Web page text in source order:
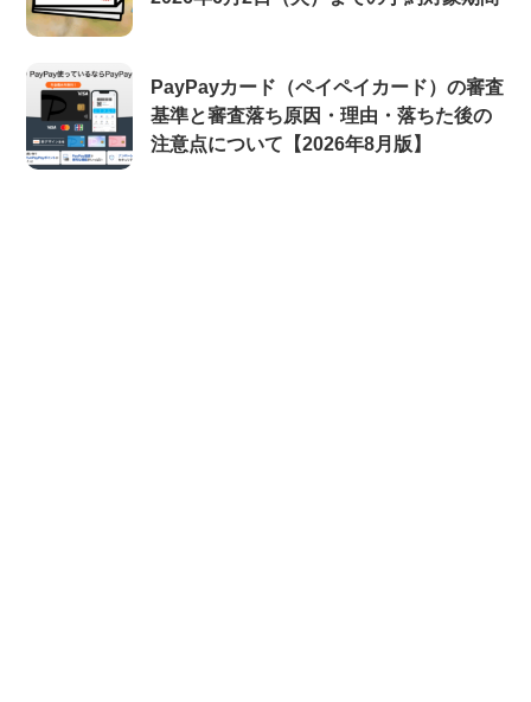
PayPayカード（ペイペイカード）の審査
基準と審査落ち原因・理由・落ちた後の
注意点について【2026年8月版】